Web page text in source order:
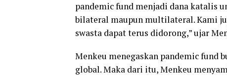
pandemic fund menjadi dana katalis
bilateral maupun multilateral. Kami
swasta dapat terus didorong,” ujar
Menkeu menegaskan pandemic fund
global. Maka dari itu, Menkeu